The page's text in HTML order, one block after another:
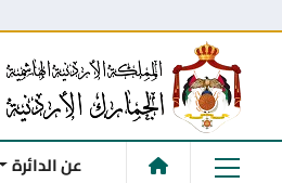
عن الدائرة